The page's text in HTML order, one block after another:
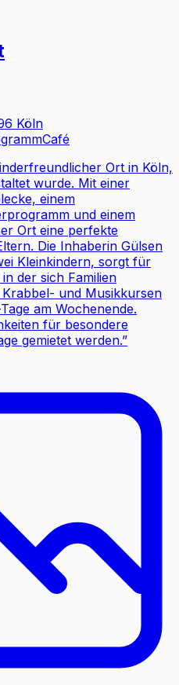
Köln
Café
Ort in Köln,
wurde. Mit einer
einem
und einem
Ort eine perfekte
Die Inhaberin Gülsen
Kleinkindern, sorgt für
der sich Familien
und Musikkursen
am Wochenende.
für besondere
gemietet werden.”